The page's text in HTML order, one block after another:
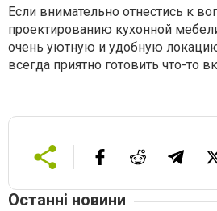
Если внимательно отнестись к
проектированию кухонной
очень уютную и удобную
всегда приятно готовить что-то
Останні новини